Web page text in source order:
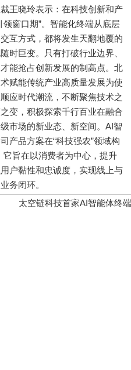
晓玲表示：在科技创新和产
窗口期”。智能化终端从底层
互方式，都将发生天翻地覆的
时巨变。只有打破行业边界、
能抢占创新发展的制高点。北
赋能传统产业高质量发展为使
应时代潮流，不断聚焦技术之
变，积极探索千行百业在融合
市场的新业态、新空间。AI智
产品方案在“科技强农”领域构
它旨在以消费者为中心，提升
户黏性和忠诚度，实现线上与
务闭环。